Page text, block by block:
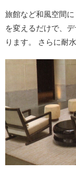
旅館など和風空間
を変えるだけで、
ります。 さらに耐